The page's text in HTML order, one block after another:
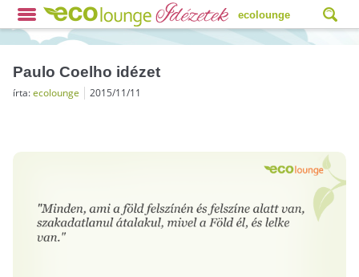
ecolounge
Paulo Coelho idézet
írta:ecolounge 2015/11/11